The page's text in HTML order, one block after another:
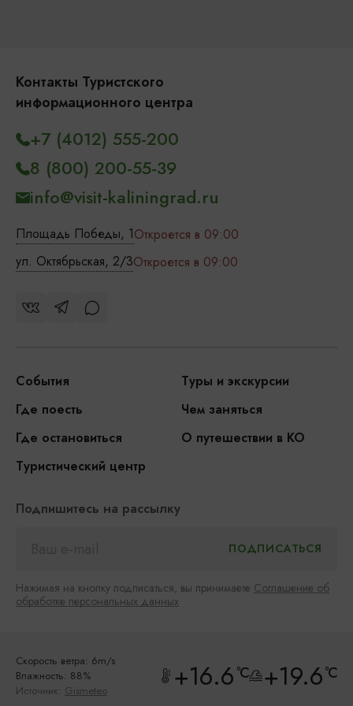
Контакты Туристского
информационного центра
Площадь Победы, 1Откроется в 09:00
ул. Октябрьская, 2/3Откроется в 09:00
+7 (4012) 555-200
8 (800) 200-55-39
info@visit-kaliningrad.ru
События
Туры и экскурсии
Где поесть
Чем заняться
Где остановиться
О путешествии в КО
Туристический центр
Подпишитесь на рассылку
Нажимая на кнопку подписаться, вы принимаете Соглашение об
обработке персональных данных
Скорость ветра: 6m/s
Влажность: 88%
Источник: Gismeteo +16.6°C +19.6°C